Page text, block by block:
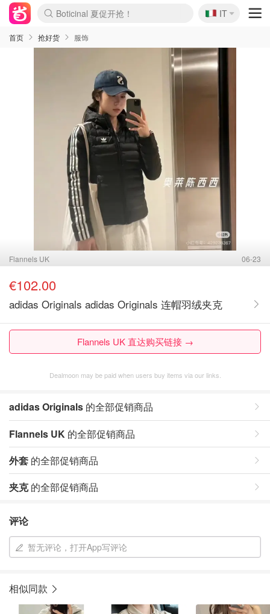
Boticinal 夏促开抢！
4折！lulu周四疯狂上新
速领！Stanley独家85折
Zalando 奥莱闪促！每日更新
🇮🇹
IT
首页 抢好货 服饰
Flannels UK 06-23
€102.00
adidas Originals adidas Originals 连帽羽绒夹克
Flannels UK 直达购买链接 →
Dealmoon may be paid when users buy items via our links.
adidas Originals 的全部促销商品
Flannels UK 的全部促销商品
外套 的全部促销商品
夹克的全部促销商品
评论
暂无评论，打开App写评论
相似同款